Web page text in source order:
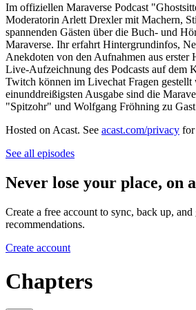
Im offiziellen Maraverse Podcast
Moderatorin Arlett Drexler mit Machern,
spannenden Gästen über die Buch- und
Maraverse. Ihr erfahrt Hintergrundinfos,
Anekdoten von den Aufnahmen aus erster
Live-Aufzeichnung des Podcasts auf dem
Twitch können im Livechat Fragen gestellt
einunddreißigsten Ausgabe sind die
"Spitzohr" und Wolfgang Fröhning zu
Hosted on Acast. See acast.com/privacy for
See all episodes
Never lose your place, on
Create a free account to sync, back up, and
recommendations.
Create account
Chapters